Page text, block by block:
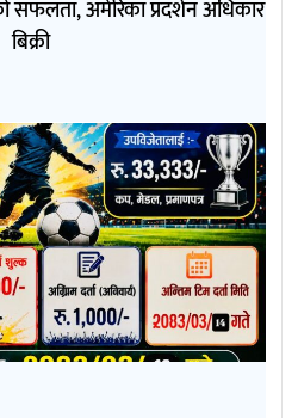
सफलता, अमेरिका प्रदर्शन अधिकार
बिक्री